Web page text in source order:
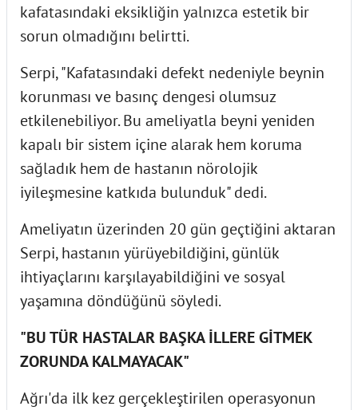
kafatasındaki eksikliğin yalnızca estetik bir
sorun olmadığını belirtti.
Serpi, "Kafatasındaki defekt nedeniyle beynin
korunması ve basınç dengesi olumsuz
etkilenebiliyor. Bu ameliyatla beyni yeniden
kapalı bir sistem içine alarak hem koruma
sağladık hem de hastanın nörolojik
iyileşmesine katkıda bulunduk" dedi.
Ameliyatın üzerinden 20 gün geçtiğini aktaran
Serpi, hastanın yürüyebildiğini, günlük
ihtiyaçlarını karşılayabildiğini ve sosyal
yaşamına döndüğünü söyledi.
"BU TÜR HASTALAR BAŞKA İLLERE GİTMEK
ZORUNDA KALMAYACAK"
Ağrı'da ilk kez gerçekleştirilen operasyonun